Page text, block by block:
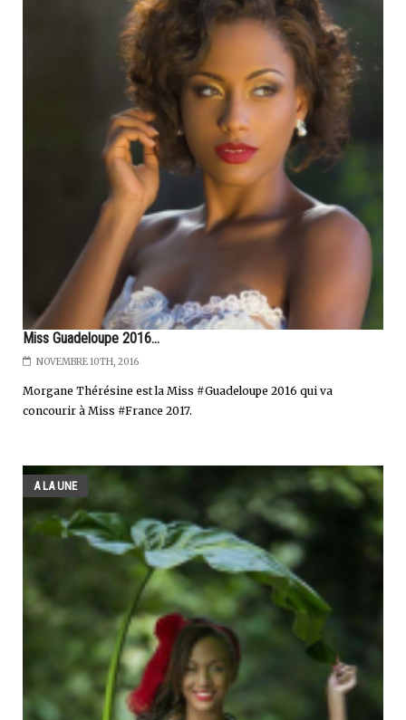
Miss Guadeloupe 2016...
NOVEMBRE 10TH, 2016
Morgane Thérésine est la Miss #Guadeloupe 2016 qui va
concourir à Miss #France 2017.
A LA UNE